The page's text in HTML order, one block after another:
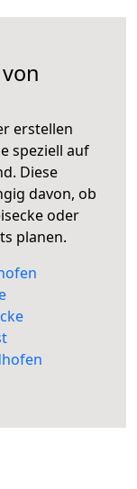
erstellen
speziell auf
Diese
davon, ob
oder
planen.